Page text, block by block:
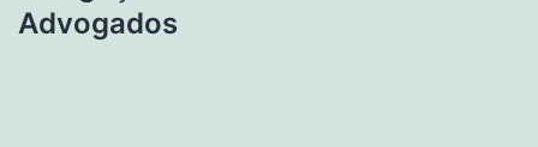
Advogados